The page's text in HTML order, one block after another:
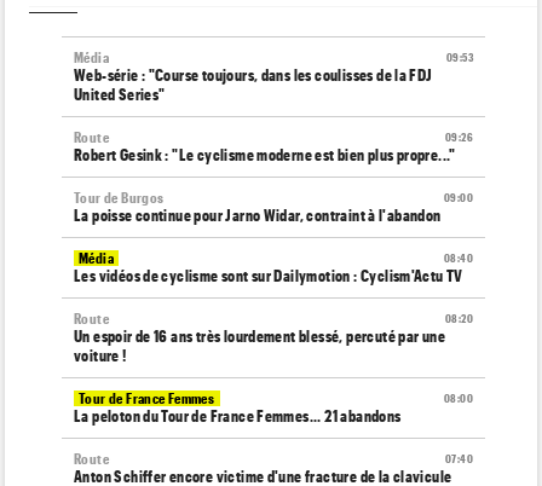
09:53
Média
Web-série : "Course toujours, dans les coulisses de la FDJ
United Series"
09:26
Route
Robert Gesink : "Le cyclisme moderne est bien plus propre..."
09:00
Tour de Burgos
La poisse continue pour Jarno Widar, contraint à l'abandon
08:40
Média
Les vidéos de cyclisme sont sur Dailymotion : Cyclism'Actu TV
08:20
Route
Un espoir de 16 ans très lourdement blessé, percuté par une
voiture !
08:00
Tour de France Femmes
La peloton du Tour de France Femmes... 21 abandons
07:40
Route
Anton Schiffer encore victime d'une fracture de la clavicule